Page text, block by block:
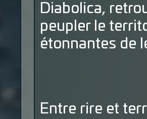
Diabolica,
peupler le
étonnantes de
Entre rire et